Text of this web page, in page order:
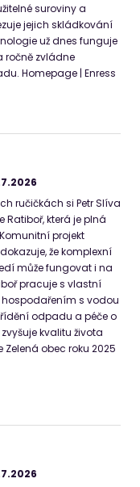
suroviny a
jejich skládkování
už dnes funguje
ročně zvládne
Homepage | Enress
ručičkách si Petr Slíva
která je plná
projekt
že komplexní
může fungovat i na
pracuje s vlastní
s vodou
odpadu a péče o
kvalitu života
obec roku 2025